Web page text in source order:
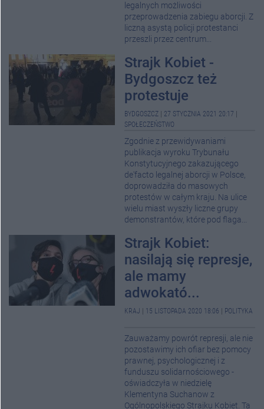
legalnych możliwości
przeprowadzenia zabiegu aborcji. Z
liczną asystą policji protestanci
przeszli przez centrum...
Strajk Kobiet -
Bydgoszcz też
protestuje
BYDGOSZCZ 27 STYCZNIA 2021 20:17
SPOŁECZEŃSTWO
Zgodnie z przewidywaniami
publikacja wyroku Trybunału
Konstytucyjnego zakazującego
de'facto legalnej aborcji w Polsce,
doprowadziła do masowych
protestów w całym kraju. Na ulice
wielu miast wyszły liczne grupy
demonstrantów, które pod flaga...
Strajk Kobiet:
nasilają się represje,
ale mamy
adwokató...
KRAJ 15 LISTOPADA 2020 18:06 POLITYKA
Zauważamy powrót represji, ale nie
pozostawimy ich ofiar bez pomocy
prawnej, psychologicznej i z
funduszu solidarnościowego -
oświadczyła w niedzielę
Klementyna Suchanow z
Ogólnopolskiego Strajku Kobiet. Ta